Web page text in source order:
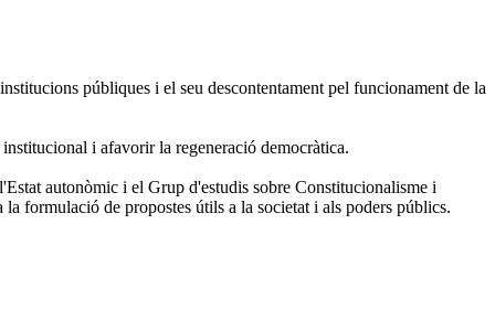
públiques i el seu descontentament pel funcionament de la
i afavorir la regeneració democràtica.
autonòmic i el Grup d'estudis sobre Constitucionalisme i
formulació de propostes útils a la societat i als poders públics.